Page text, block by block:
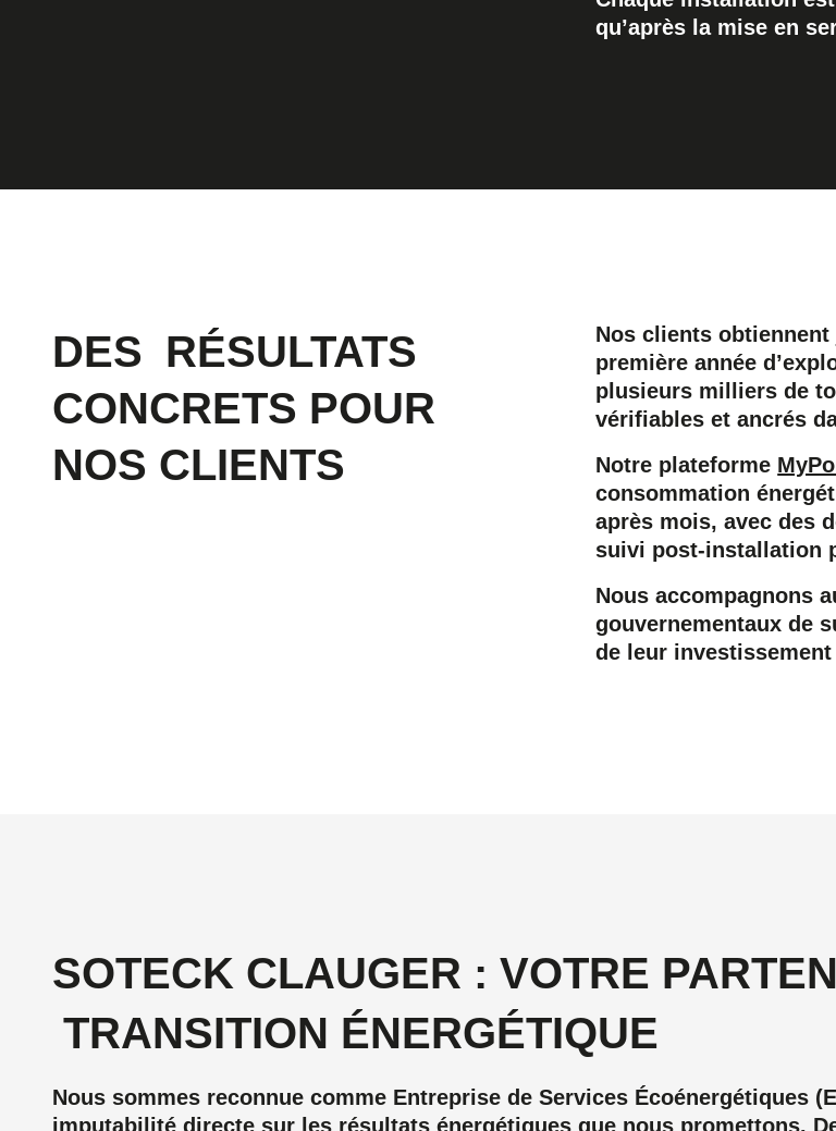
qu’après la mise en
DES RÉSULTATS
CONCRETS POUR
NOS CLIENTS
Nos clients obtiennent
première année
plusieurs milliers de
vérifiables et ancrés
Notre plateforme
consommation
après mois, avec des
suivi post-installation
Nous accompagnons
gouvernementaux de
de leur
SOTECK CLAUGER : VOTRE
TRANSITION ÉNERGÉTIQUE
Nous sommes reconnue comme Entreprise de Services Écoénergétiques
imputabilité directe sur les résultats énergétiques que nous promettons.